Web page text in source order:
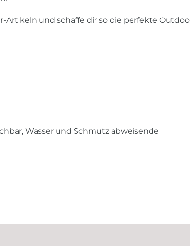
Artikeln und schaffe dir so die perfekte
Wasser und Schmutz abweisende